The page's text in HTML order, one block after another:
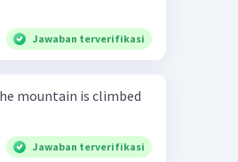
Jawaban terverifikasi
Jawaban terverifikasi